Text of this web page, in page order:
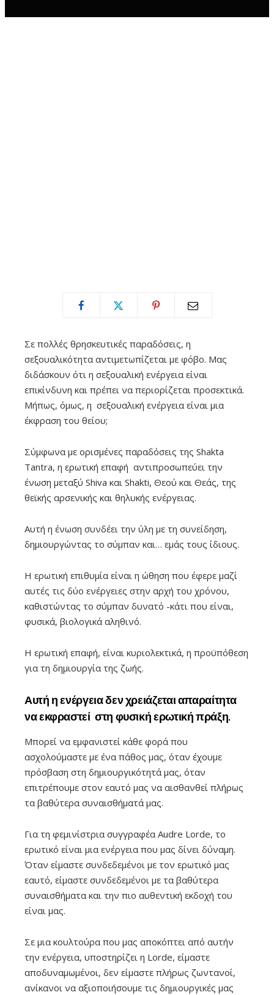
Σε πολλές θρησκευτικές παραδόσεις, η
σεξουαλικότητα αντιμετωπίζεται με φόβο. Μας
διδάσκουν ότι η σεξουαλική ενέργεια είναι
επικίνδυνη και πρέπει να περιορίζεται προσεκτικά.
Μήπως, όμως, η σεξουαλική ενέργεια είναι μια
έκφραση του θείου;
Σύμφωνα με ορισμένες παραδόσεις της Shakta
Tantra, η ερωτική επαφή αντιπροσωπεύει την
ένωση μεταξύ Shiva και Shakti, Θεού και Θεάς, της
θεϊκής αρσενικής και θηλυκής ενέργειας.
Αυτή η ένωση συνδέει την ύλη με τη συνείδηση,
δημιουργώντας το σύμπαν και… εμάς τους ίδιους.
Η ερωτική επιθυμία είναι η ώθηση που έφερε μαζί
αυτές τις δύο ενέργειες στην αρχή του χρόνου,
καθιστώντας το σύμπαν δυνατό -κάτι που είναι,
φυσικά, βιολογικά αληθινό.
Η ερωτική επαφή, είναι κυριολεκτικά, η προϋπόθεση
για τη δημιουργία της ζωής.
Αυτή η ενέργεια δεν χρειάζεται απαραίτητα
να εκφραστεί στη φυσική ερωτική πράξη.
Μπορεί να εμφανιστεί κάθε φορά που
ασχολούμαστε με ένα πάθος μας, όταν έχουμε
πρόσβαση στη δημιουργικότητά μας, όταν
επιτρέπουμε στον εαυτό μας να αισθανθεί πλήρως
τα βαθύτερα συναισθήματά μας.
Για τη φεμινίστρια συγγραφέα Audre Lorde, το
ερωτικό είναι μια ενέργεια που μας δίνει δύναμη.
Όταν είμαστε συνδεδεμένοι με τον ερωτικό μας
εαυτό, είμαστε συνδεδεμένοι με τα βαθύτερα
συναισθήματα και την πιο αυθεντική εκδοχή του
είναι μας.
Σε μια κουλτούρα που μας αποκόπτει από αυτήν
την ενέργεια, υποστηρίζει η Lorde, είμαστε
αποδυναμωμένοι, δεν είμαστε πλήρως ζωντανοί,
ανίκανοι να αξιοποιήσουμε τις δημιουργικές μας